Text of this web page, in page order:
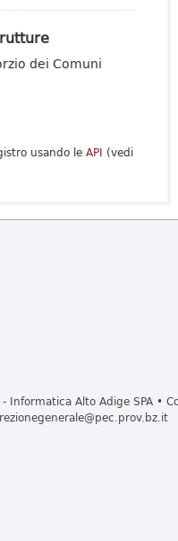
dei Comuni
usando le API (vedi
Alto Adige SPA •